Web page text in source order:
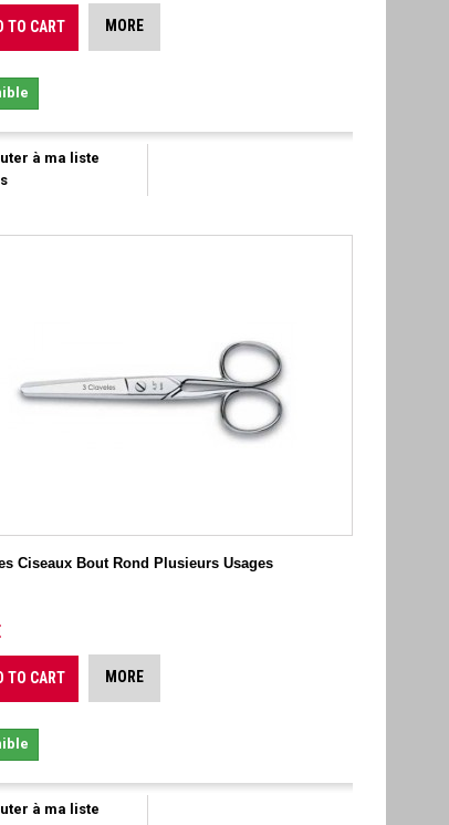
TO CART MORE
à ma liste
Ciseaux Bout Rond Plusieurs Usages
TO CART MORE
à ma liste